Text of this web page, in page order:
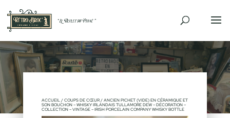
ACCUEIL/ COUPS DE CŒUR/ ANCIEN PICHET (VIDE) EN CÉRAMIQUE ET
SON BOUCHON – WHISKY IRLANDAIS TULLAMORE DEW – DÉCORATION –
COLLECTION – VINTAGE – IRISH PORCELAIN COMPANY WHISKY BOTTLE